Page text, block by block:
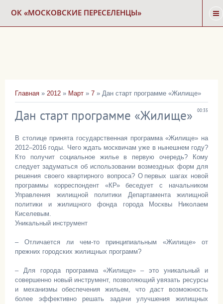
ОК «МОСКОВСКИЕ ПЕРЕСЕЛЕНЦЫ»
КАРТА СНОСА
ФОРУМ
КОНТАКТЫ
Главная » 2012 » Март » 7 » Дан старт программе «Жилище»
00:35
Дан старт программе «Жилище»
В столице принята государственная программа «Жилище» на
2012–2016 годы. Чего ждать москвичам уже в нынешнем году?
Кто получит социальное жилье в первую очередь? Кому
следует задуматься об использовании возмездных форм для
решения своего квартирного вопроса? О первых шагах новой
программы корреспондент «КР» беседует с начальником
Управления жилищной политики Департамента жилищной
политики и жилищного фонда города Москвы Николаем
Киселевым.
Уникальный инструмент
– Отличается ли чем-то принципиальным «Жилище» от
прежних городских жилищных программ?
– Для города программа «Жилище» – это уникальный и
совершенно новый инструмент, позволяющий увязать ресурсы
и механизмы обеспечения жильем, что даст возможность
более эффективно решать задачи улучшения жилищных